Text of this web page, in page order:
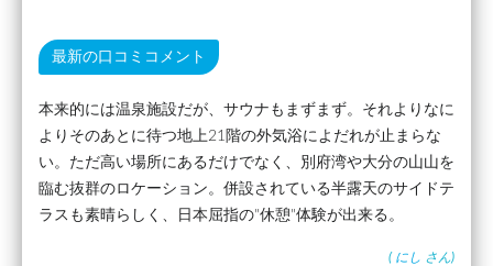
最新の口コミコメント
本来的には温泉施設だが、サウナもまずまず。それよりなに
よりそのあとに待つ地上21階の外気浴によだれが止まらな
い。ただ高い場所にあるだけでなく、別府湾や大分の山山を
臨む抜群のロケーション。併設されている半露天のサイドテ
ラスも素晴らしく、日本屈指の"休憩"体験が出来る。
( にし さん)